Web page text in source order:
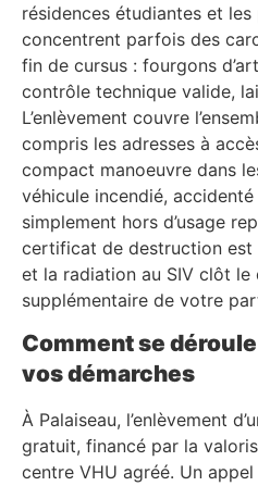
résidences étudiantes et
concentrent parfois des
fin de cursus : fourgons
contrôle technique valide,
L’enlèvement couvre
compris les adresses à
compact manoeuvre dans
véhicule incendié,
simplement hors d’usage
certificat de destruction est
et la radiation au SIV clôt le
supplémentaire de votre
Comment se
vos démarches
À Palaiseau, l’enlèvement
gratuit, financé par la
centre VHU agréé. Un appel